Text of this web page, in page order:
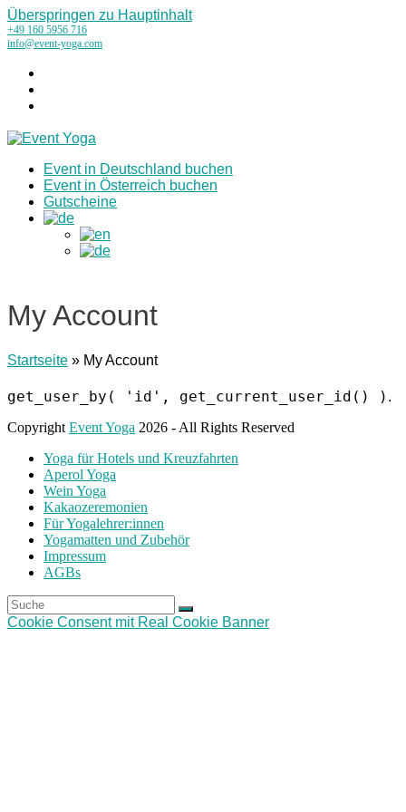
Überspringen zu Hauptinhalt
+49 160 5956 716
info@event-yoga.com
Event in Deutschland buchen
Event in Österreich buchen
Gutscheine
My Account
Startseite » My Account
get_user_by( 'id', get_current_user_id() ) .
Copyright Event Yoga 2026 - All Rights Reserved
Yoga für Hotels und Kreuzfahrten
Aperol Yoga
Wein Yoga
Kakaozeremonien
Für Yogalehrer:innen
Yogamatten und Zubehör
Impressum
AGBs
Suche
Senden
An
Cookie Consent mit Real Cookie Banner